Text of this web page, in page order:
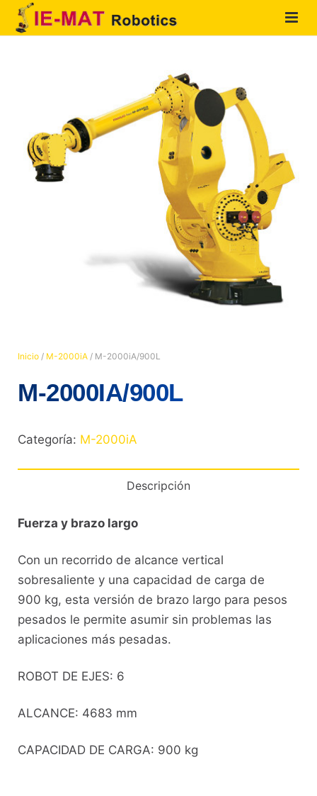
PRODUCTOS
SOLUCIONES
SERVICIOS
Inicio / M-2000iA / M-2000iA/900L
M-2000IA/900L
Categoría: M-2000iA
Descripción
Fuerza y brazo largo
Con un recorrido de alcance vertical
sobresaliente y una capacidad de carga de
900 kg, esta versión de brazo largo para pesos
pesados le permite asumir sin problemas las
aplicaciones más pesadas.
ROBOT DE EJES: 6
ALCANCE: 4683 mm
CAPACIDAD DE CARGA: 900 kg